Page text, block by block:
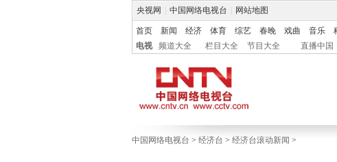
央视网 中国网络电视台 网站地图
首页 新闻 经济 体育 综艺 春晚 戏曲 音乐
电视
频道大全 栏目大全 节目大全 直播中国
中国网络电视台 > 经济台 > 经济台滚动新闻 >